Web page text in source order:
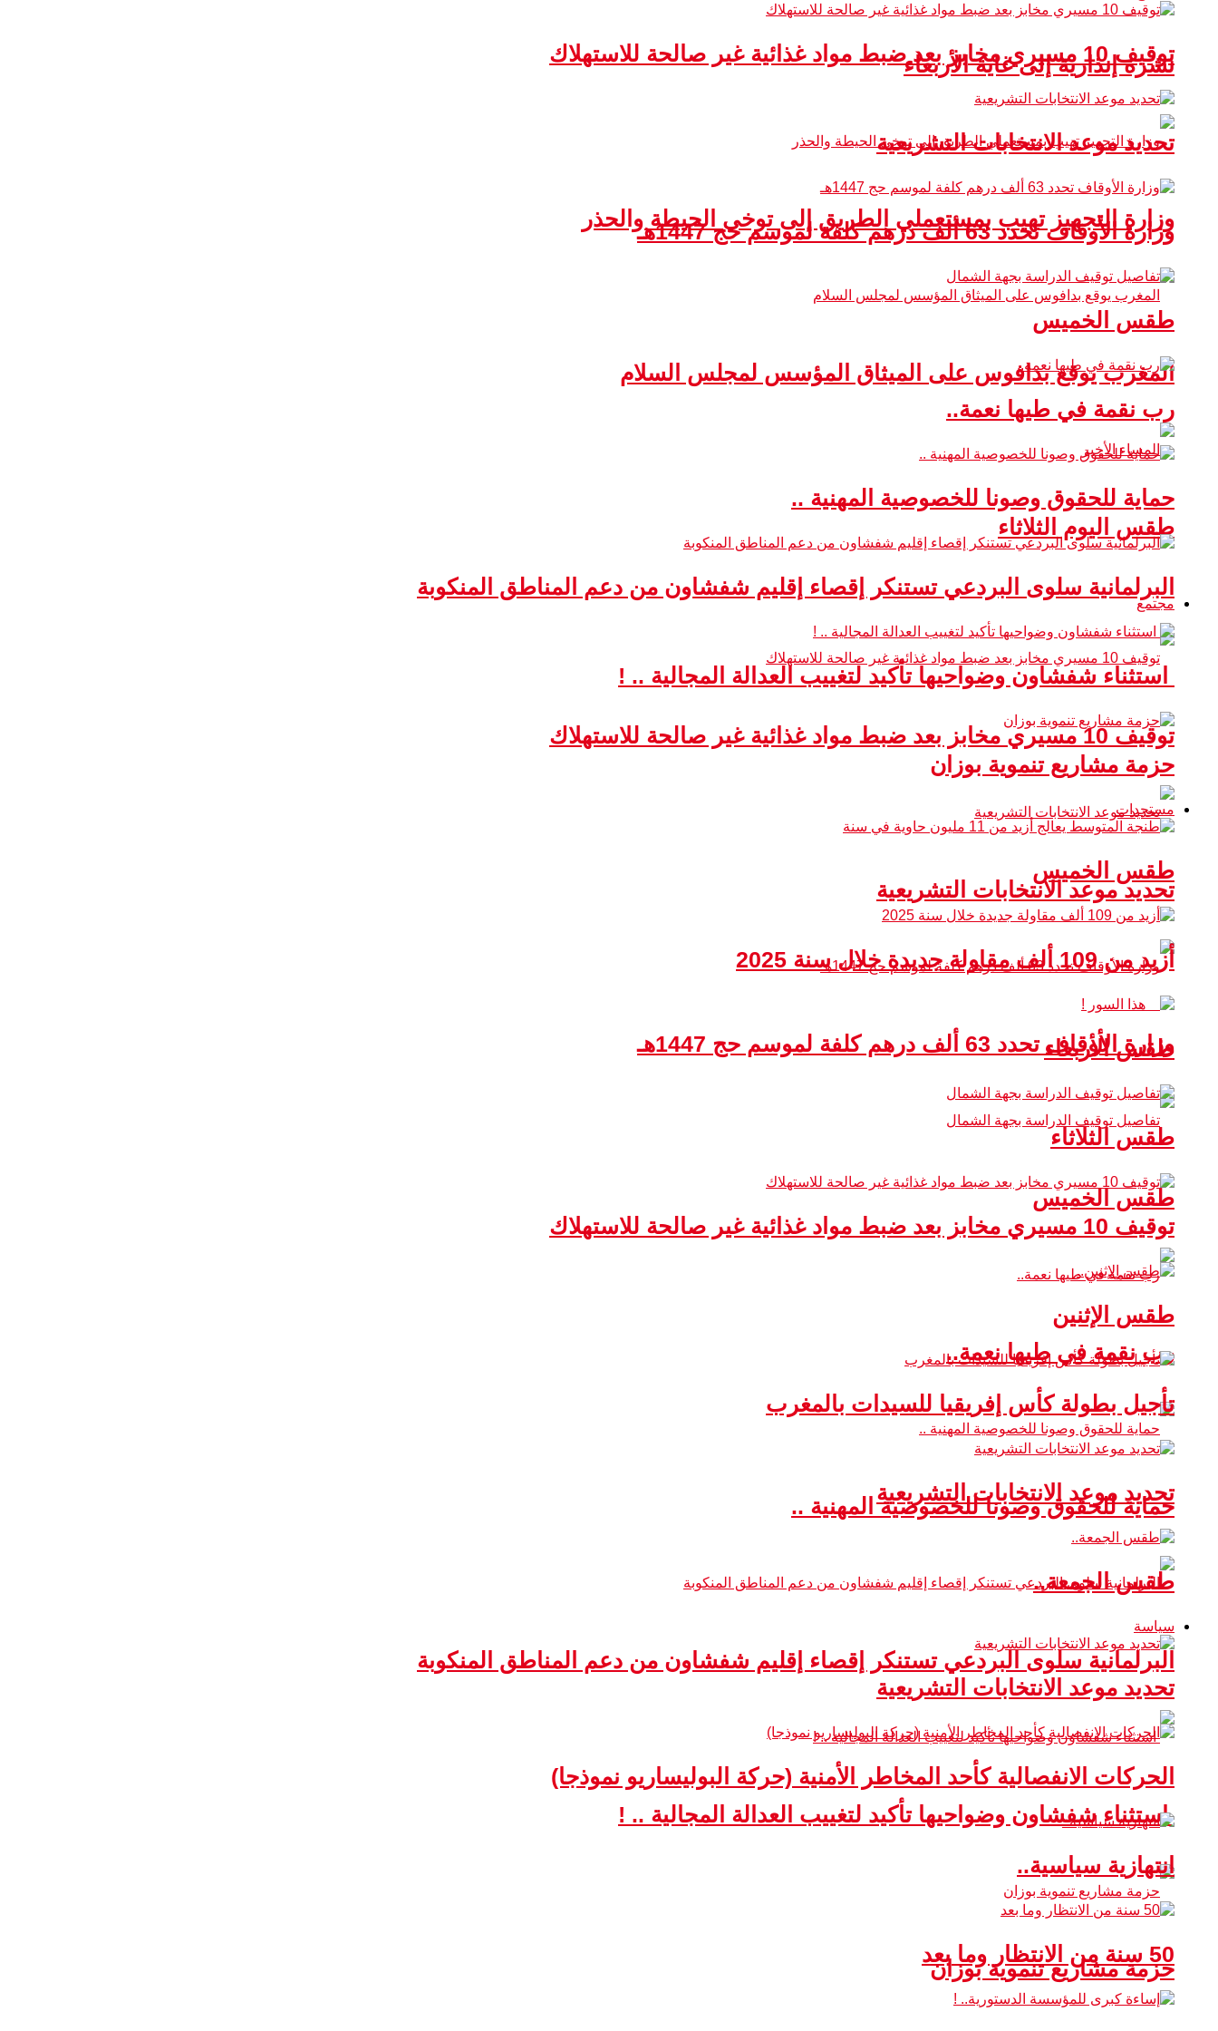
نشرة إنذارية إلى غاية الأربعاء
وزارة التجهيز تهيب بمستعملي الطريق إلى توخي الحيطة والحذر
المغرب يوقع بدافوس على الميثاق المؤسس لمجلس السلام
طقس اليوم الثلاثاء
مجتمع
توقيف 10 مسيري مخابز بعد ضبط مواد غذائية غير صالحة للاستهلاك
تحديد موعد الانتخابات التشريعية
وزارة الأوقاف تحدد 63 ألف درهم كلفة لموسم حج 1447هـ
طقس الخميس
رب نقمة في طيها نعمة..
حماية للحقوق وصونا للخصوصية المهنية ..
البرلمانية سلوى البردعي تستنكر إقصاء إقليم شفشاون من دعم المناطق المنكوبة
استثناء شفشاون وضواحيها تأكيد لتغييب العدالة المجالية .. !
حزمة مشاريع تنموية بوزان
توقيف 10 مسيري مخابز بعد ضبط مواد غذائية غير صالحة للاستهلاك
تحديد موعد الانتخابات التشريعية
وزارة الأوقاف تحدد 63 ألف درهم كلفة لموسم حج 1447هـ
طقس الخميس
رب نقمة في طيها نعمة..
حماية للحقوق وصونا للخصوصية المهنية ..
البرلمانية سلوى البردعي تستنكر إقصاء إقليم شفشاون من دعم المناطق المنكوبة
استثناء شفشاون وضواحيها تأكيد لتغييب العدالة المجالية .. !
حزمة مشاريع تنموية بوزان
مستجدات
طقس الخميس
أزيد من 109 ألف مقاولة جديدة خلال سنة 2025
طقس الأربعاء
طقس الثلاثاء
توقيف 10 مسيري مخابز بعد ضبط مواد غذائية غير صالحة للاستهلاك
طقس الإثنين
تأجيل بطولة كأس إفريقيا للسيدات بالمغرب
تحديد موعد الانتخابات التشريعية
طقس الجمعة..
سياسة
تحديد موعد الانتخابات التشريعية
الحركات الانفصالية كأحد المخاطر الأمنية (حركة البوليساريو نموذجا)
انتهازية سياسية..
50 سنة من الانتظار وما بعد